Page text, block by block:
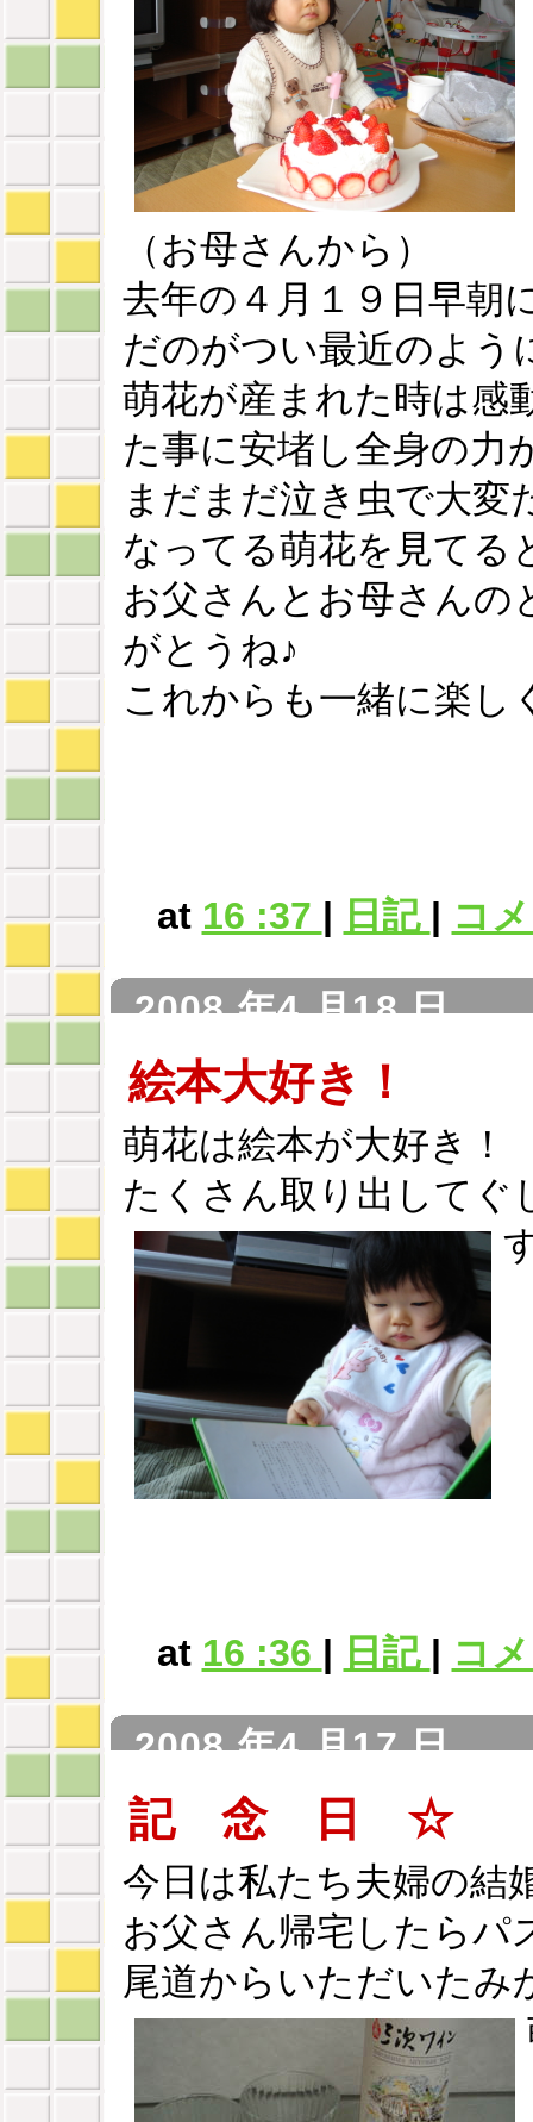
（お母さんから）
去年の４月１９日早朝
だのがつい最近のよう
萌花が産まれた時は感
た事に安堵し全身の力
まだまだ泣き虫で大変
なってる萌花を見てる
お父さんとお母さんの
がとうね♪
これからも一緒に楽
at 16 :37 | 日記 | コ
2008 年4 月18 日
絵本大好き！
萌花は絵本が大好き！
たくさん取り出してぐ
at 16 :36 | 日記 | コ
2008 年4 月17 日
記 念 日 ☆
今日は私たち夫婦の結
お父さん帰宅したらパ
尾道からいただいたみ